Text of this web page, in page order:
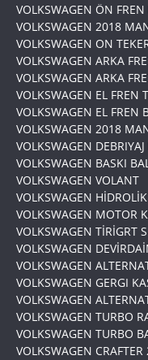
VOLKSWAGEN ÖN
VOLKSWAGEN 2018
VOLKSWAGEN ON
VOLKSWAGEN ARKA
VOLKSWAGEN ARKA
VOLKSWAGEN EL FREN
VOLKSWAGEN EL FREN
VOLKSWAGEN 2018
VOLKSWAGEN
VOLKSWAGEN BASKI
VOLKSWAGEN VOLANT
VOLKSWAGEN
VOLKSWAGEN MOTOR
VOLKSWAGEN TİRİGRT
VOLKSWAGEN
VOLKSWAGEN
VOLKSWAGEN GERGI
VOLKSWAGEN
VOLKSWAGEN TURBO
VOLKSWAGEN TURBO
VOLKSWAGEN